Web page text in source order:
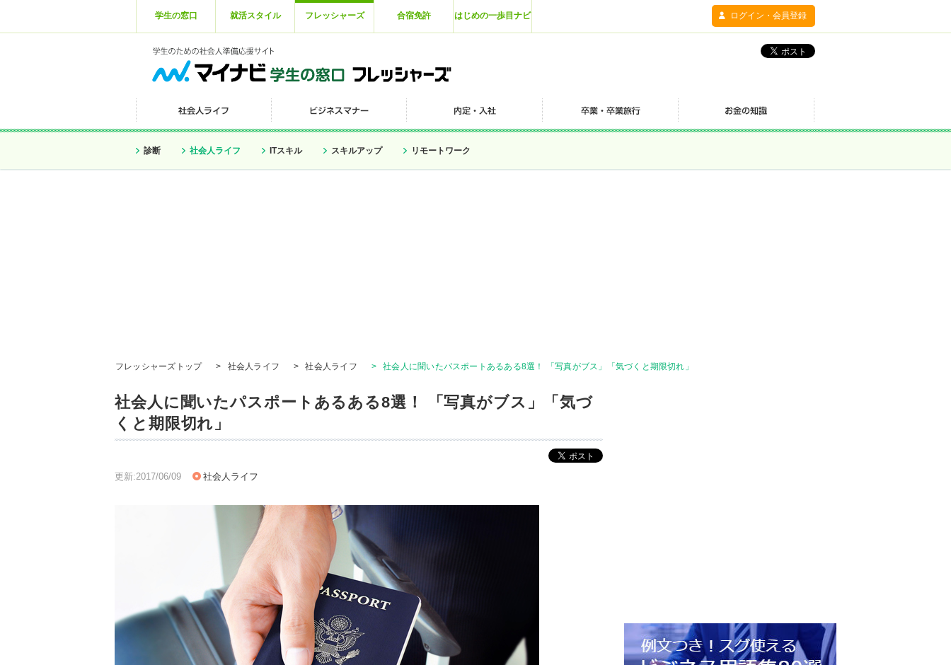
学生の窓口 就活スタイル フレッシャーズ 合宿免許 はじめの一歩目ナビ ログイン・会員登録
診断 社会人ライフ ITスキル スキルアップ リモートワーク
フレッシャーズトップ > 社会人ライフ > 社会人ライフ > 社会人に聞いたパスポートあるある8選！ 「写真がブス」「気づくと期限切れ」
社会人に聞いたパスポートあるある8選！ 「写真がブス」「気づ
くと期限切れ」
更新:2017/06/09 社会人ライフ